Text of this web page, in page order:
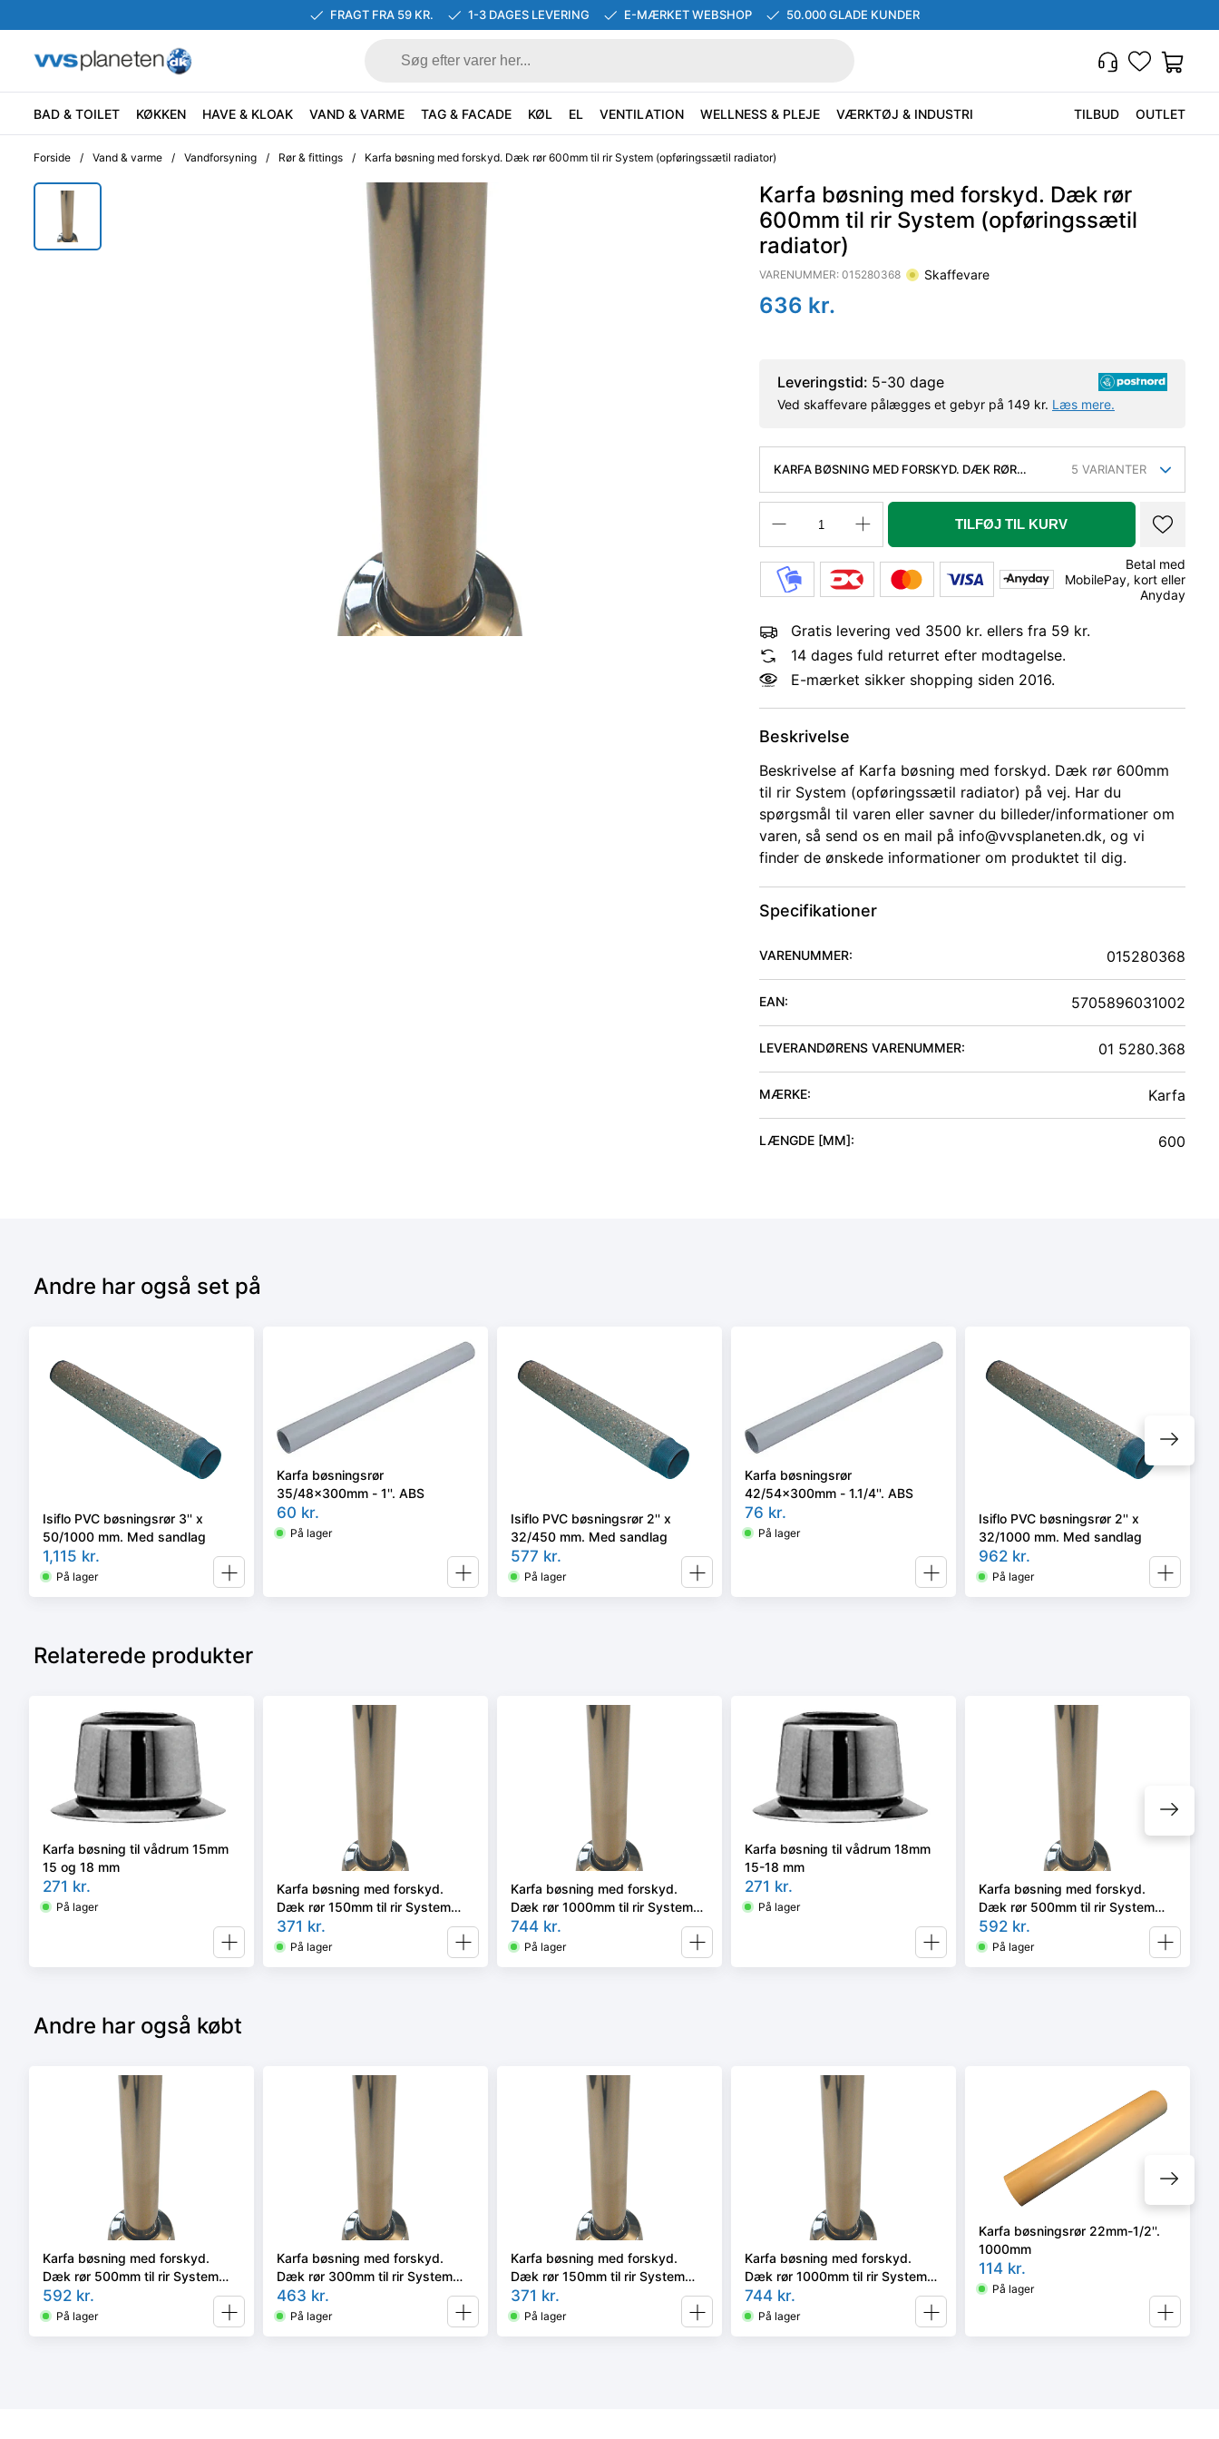
FRAGT FRA 59 KR. 1-3 DAGES LEVERING E-MÆRKET WEBSHOP 50.000 GLADE KUNDER
BAD & TOILET KØKKEN HAVE & KLOAK VAND & VARME TAG & FACADE KØL EL VENTILATION WELLNESS & PLEJE VÆRKTØJ & INDUSTRI TILBUD OUTLET
Forside / Vand & varme / Vandforsyning / Rør & fittings / Karfa bøsning med forskyd. Dæk rør 600mm til rir System (opføringssætil radiator)
Karfa bøsning med forskyd. Dæk rør
600mm til rir System (opføringssætil
radiator)
VARENUMMER: 015280368 Skaffevare
636 kr.
Leveringstid: 5-30 dage
Ved skaffevare pålægges et gebyr på 149 kr. Læs mere.
KARFA BØSNING MED FORSKYD. DÆK RØR
RADIATOR)
5 VARIANTER
TILFØJ TIL KURV
Betal med
MobilePay, kort eller
Anyday
Gratis levering ved 3500 kr. ellers fra 59 kr.
14 dages fuld returret efter modtagelse.
E-mærket sikker shopping siden 2016.
Beskrivelse
Beskrivelse af Karfa bøsning med forskyd. Dæk rør 600mm
til rir System (opføringssætil radiator) på vej. Har du
spørgsmål til varen eller savner du billeder/informationer om
varen, så send os en mail på info@vvsplaneten.dk, og vi
finder de ønskede informationer om produktet til dig.
Specifikationer
VARENUMMER: 015280368
EAN: 5705896031002
LEVERANDØRENS VARENUMMER: 01 5280.368
MÆRKE: Karfa
LÆNGDE [MM]: 600
Andre har også set på
Isiflo PVC bøsningsrør 3'' x
50/1000 mm. Med sandlag
1,115 kr.
På lager
Karfa bøsningsrør
35/48x300mm - 1''. ABS
60 kr.
På lager
Isiflo PVC bøsningsrør 2'' x
32/450 mm. Med sandlag
577 kr.
På lager
Karfa bøsningsrør
42/54x300mm - 1.1/4''. ABS
76 kr.
På lager
Isiflo PVC bøsningsrør 2'' x
32/1000 mm. Med sandlag
962 kr.
På lager
Relaterede produkter
Karfa bøsning til vådrum 15mm
15 og 18 mm
271 kr.
På lager
Karfa bøsning med forskyd.
Dæk rør 150mm til rir System
(opføringssætil radiator)
371 kr.
På lager
Karfa bøsning med forskyd.
Dæk rør 1000mm til rir System
(opføringssætil radiator)
744 kr.
På lager
Karfa bøsning til vådrum 18mm
15-18 mm
271 kr.
På lager
Karfa bøsning med forskyd.
Dæk rør 500mm til rir System
(opføringssætil radiator)
592 kr.
På lager
Andre har også købt
Karfa bøsning med forskyd.
Dæk rør 500mm til rir System
(opføringssætil radiator)
592 kr.
På lager
Karfa bøsning med forskyd.
Dæk rør 300mm til rir System
(opføringssætil radiator)
463 kr.
På lager
Karfa bøsning med forskyd.
Dæk rør 150mm til rir System
(opføringssætil radiator)
371 kr.
På lager
Karfa bøsning med forskyd.
Dæk rør 1000mm til rir System
(opføringssætil radiator)
744 kr.
På lager
Karfa bøsningsrør 22mm-1/2''.
1000mm
114 kr.
På lager